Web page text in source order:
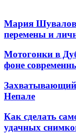
Мария
перемены и
Мотогонки в
фоне
Непале
Как сделать
удачных